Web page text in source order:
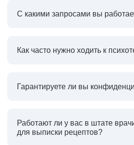
С какими запросами вы
Как часто нужно ходить к
Гарантируете ли вы
Работают ли у вас в штате
для выписки рецептов?